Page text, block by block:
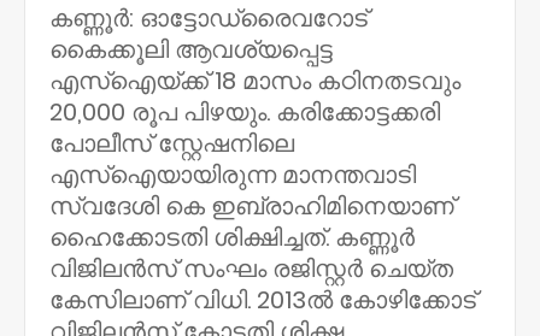
കണ്ണൂര്‍: ഓട്ടോഡ്രൈവറോട്
കൈക്കൂലി ആവശ്യപ്പെട്ട
എസ്‌ഐയ്ക്ക് 18 മാസം കഠിനതടവും
20,000 രൂപ പിഴയും. കരിക്കോട്ടക്കരി
പോലീസ് സ്റ്റേഷനിലെ
എസ്‌ഐയായിരുന്ന മാനന്തവാടി
സ്വദേശി കെ ഇബ്രാഹിമിനെയാണ്
ഹൈക്കോടതി ശിക്ഷിച്ചത്. കണ്ണൂര്‍
വിജിലന്‍സ് സംഘം രജിസ്റ്റര്‍ ചെയ്ത
കേസിലാണ് വിധി. 2013ല്‍ കോഴിക്കോട്